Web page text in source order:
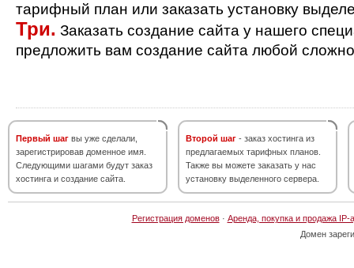
тарифный план или заказать установку
Три. Заказать создание сайта у нашего
предложить вам создание сайта любой
Первый шаг вы уже сделали,
зарегистрировав доменное имя.
Следующими шагами будут заказ
хостинга и создание сайта.
Второй шаг - заказ хостинга из
предлагаемых тарифных планов.
Также вы можете заказать у нас
установку выделенного сервера.
Регистрация доменов· Аренда, покупка и продажа IP-
Домен